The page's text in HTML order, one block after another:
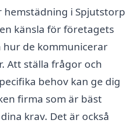
i Spjutstorp
känsla för företagets
hur de kommunicerar
Att ställa frågor och
behov kan ge dig
firma som är bäst
krav. Det är också